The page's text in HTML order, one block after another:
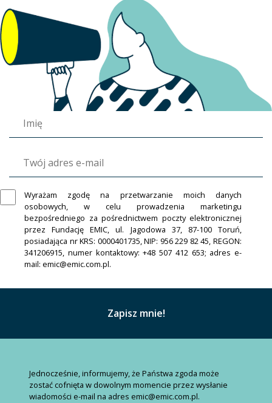
Wyrażam zgodę na przetwarzanie moich danych
osobowych, w celu prowadzenia marketingu
bezpośredniego za pośrednictwem poczty elektronicznej
przez Fundację EMIC, ul. Jagodowa 37, 87-100 Toruń,
posiadająca nr KRS: 0000401735, NIP: 956 229 82 45, REGON:
341206915, numer kontaktowy: +48 507 412 653; adres e-
mail: emic@emic.com.pl.
Jednocześnie, informujemy, że Państwa zgoda może
zostać cofnięta w dowolnym momencie przez wysłanie
wiadomości e-mail na adres emic@emic.com.pl.